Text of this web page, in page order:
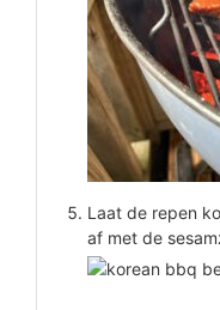
Laat de repen
af met de